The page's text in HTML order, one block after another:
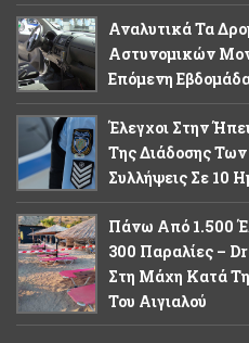
Αναλυτικά Τα
Αστυνομικών
Επόμενη
Έλεγχοι Στην
Της Διάδοσης
Συλλήψεις Σε 10
Πάνω Από 1.500
300 Παραλίες –
Στη Μάχη Κατά
Του Αιγιαλού